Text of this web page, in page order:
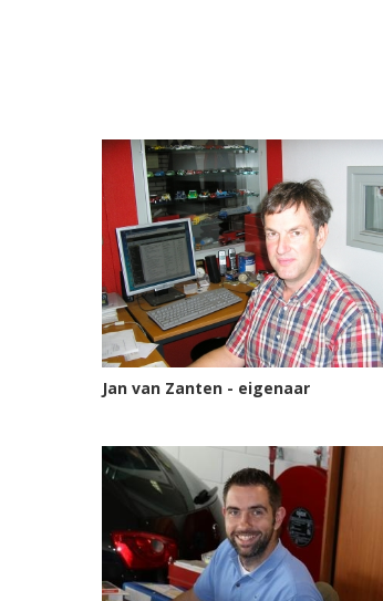
Jan van Zanten - eigenaar